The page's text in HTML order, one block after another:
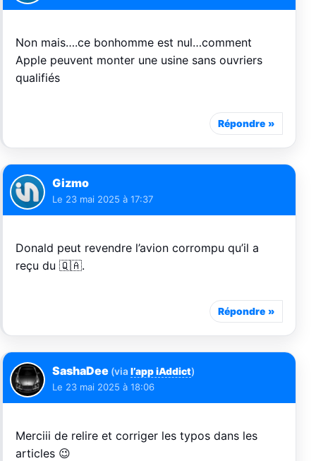
Non mais….ce bonhomme est nul…comment
Apple peuvent monter une usine sans ouvriers
qualifiés
Répondre
Gizmo
Le 23 mai 2025 à 17:37
Donald peut revendre l’avion corrompu qu’il a
reçu du 🇶🇦.
Répondre
SashaDee (via l’app iAddict)
Le 23 mai 2025 à 18:06
Merciii de relire et corriger les typos dans les
articles 😉